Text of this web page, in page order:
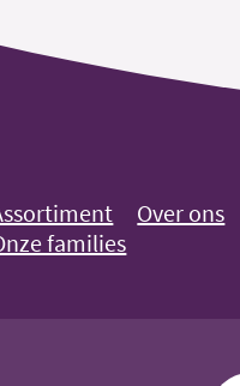
Over ons
families